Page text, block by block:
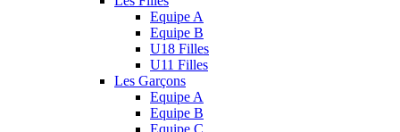
Equipe A
Equipe B
U18 Filles
U11 Filles
Les Garçons
Equipe A
Equipe B
Equipe C